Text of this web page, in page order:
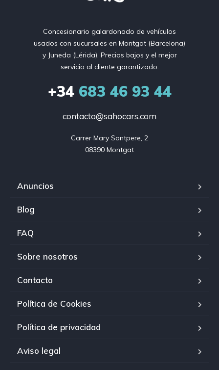
Concesionario galardonado de vehículos
usados ​​con sucursales en Montgat (Barcelona)
y Juneda (Lérida). Precios bajos y el mejor
servicio al cliente garantizado.
+34683 46 93 44
contacto@sahocars.com
Carrer Mary Santpere, 2
08390 Montgat
Anuncios
Blog
FAQ
Sobre nosotros
Contacto
Política de Cookies
Política de privacidad
Aviso legal